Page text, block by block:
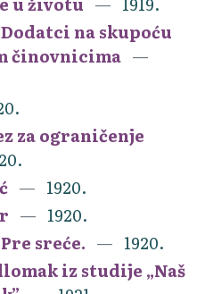
na skupoću
činovnicima
za ograničenje
1920.
1920.
sreće.
1920.
iz studije „Naš